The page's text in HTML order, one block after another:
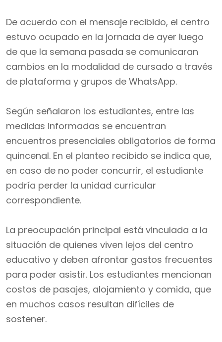
De acuerdo con el mensaje recibido, el centro
estuvo ocupado en la jornada de ayer luego
de que la semana pasada se comunicaran
cambios en la modalidad de cursado a través
de plataforma y grupos de WhatsApp.
Según señalaron los estudiantes, entre las
medidas informadas se encuentran
encuentros presenciales obligatorios de forma
quincenal. En el planteo recibido se indica que,
en caso de no poder concurrir, el estudiante
podría perder la unidad curricular
correspondiente.
La preocupación principal está vinculada a la
situación de quienes viven lejos del centro
educativo y deben afrontar gastos frecuentes
para poder asistir. Los estudiantes mencionan
costos de pasajes, alojamiento y comida, que
en muchos casos resultan difíciles de
sostener.